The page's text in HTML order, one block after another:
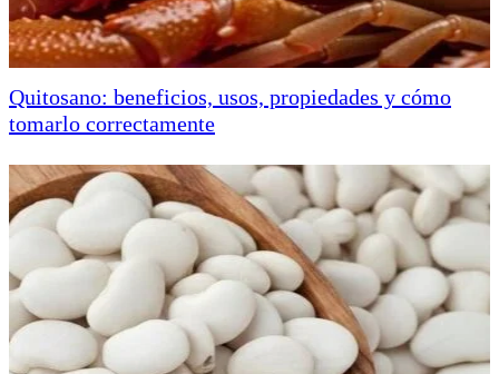
Quitosano: beneficios, usos, propiedades y cómo
tomarlo correctamente